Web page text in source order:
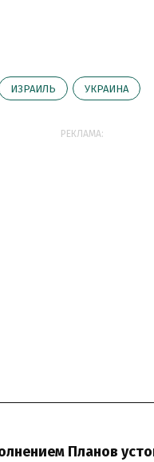
ИЗРАИЛЬ УКРАИНА
РЕКЛАМА:
Планов